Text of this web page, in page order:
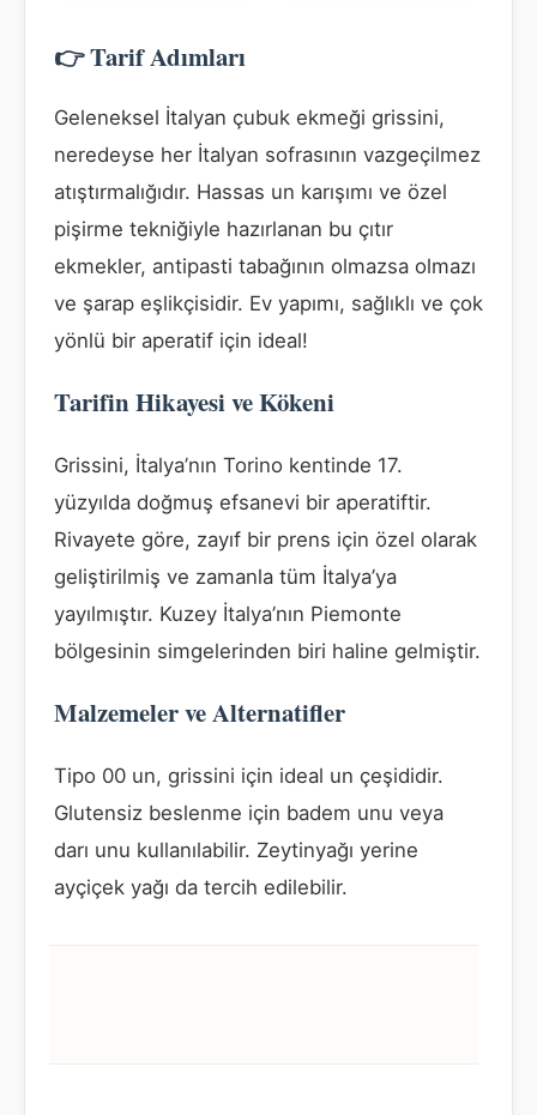
👉 Tarif Adımları
Geleneksel İtalyan çubuk ekmeği grissini,
neredeyse her İtalyan sofrasının vazgeçilmez
atıştırmalığıdır. Hassas un karışımı ve özel
pişirme tekniğiyle hazırlanan bu çıtır
ekmekler, antipasti tabağının olmazsa olmazı
ve şarap eşlikçisidir. Ev yapımı, sağlıklı ve çok
yönlü bir aperatif için ideal!
Tarifin Hikayesi ve Kökeni
Grissini, İtalya’nın Torino kentinde 17.
yüzyılda doğmuş efsanevi bir aperatiftir.
Rivayete göre, zayıf bir prens için özel olarak
geliştirilmiş ve zamanla tüm İtalya’ya
yayılmıştır. Kuzey İtalya’nın Piemonte
bölgesinin simgelerinden biri haline gelmiştir.
Malzemeler ve Alternatifler
Tipo 00 un, grissini için ideal un çeşididir.
Glutensiz beslenme için badem unu veya
darı unu kullanılabilir. Zeytinyağı yerine
ayçiçek yağı da tercih edilebilir.